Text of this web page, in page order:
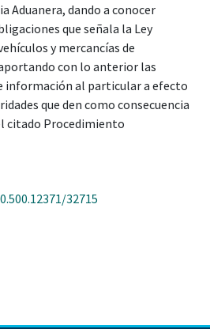
Aduanera, dando a conocer
que señala la Ley
y mercancías de
con lo anterior las
información al particular a efecto
que den como consecuencia
citado Procedimiento
32715